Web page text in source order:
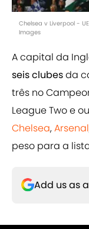
Chelsea v Liverpool -
Images
A capital da
seis clubesda
três no
League Two e
Chelsea,Arsenal
peso para a
Add us as